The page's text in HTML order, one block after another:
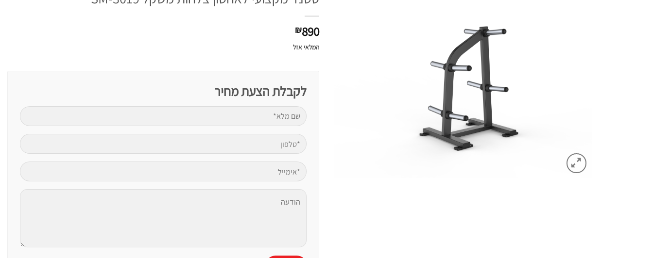
₪890
המלאי אזל
לקבלת הצעת מחיר